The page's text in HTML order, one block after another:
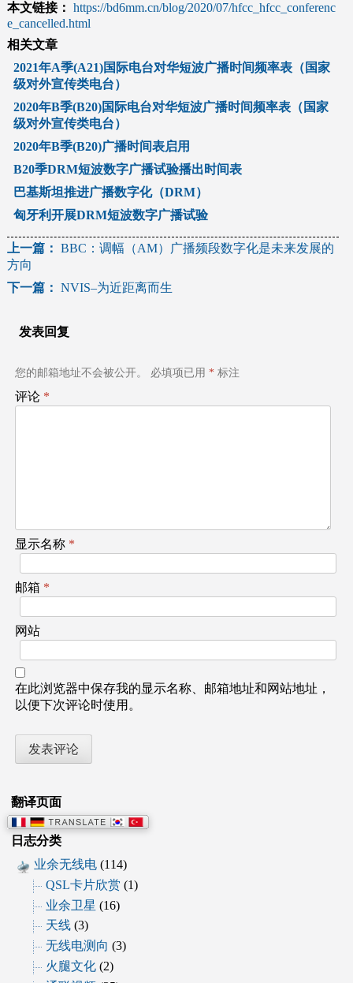
本文链接： https://bd6mm.cn/blog/2020/07/hfcc_hfcc_conferenc
e_cancelled.html
相关文章
2021年A季(A21)国际电台对华短波广播时间频率表（国家
级对外宣传类电台）
2020年B季(B20)国际电台对华短波广播时间频率表（国家
级对外宣传类电台）
2020年B季(B20)广播时间表启用
B20季DRM短波数字广播试验播出时间表
巴基斯坦推进广播数字化（DRM）
匈牙利开展DRM短波数字广播试验
文
章
导
上一篇： BBC：调幅（AM）广播频段数字化是未来发展的
方向
下一篇： NVIS–为近距离而生
发表回复
您的邮箱地址不会被公开。 必填项已用 *标注
评论 *
显示名称 *
邮箱 *
网站
在此浏览器中保存我的显示名称、邮箱地址和网站地址，
以便下次评论时使用。
翻译页面
日志分类
业余无线电(114)
QSL卡片欣赏 (1)
业余卫星 (16)
天线(3)
无线电测向 (3)
火腿文化(2)